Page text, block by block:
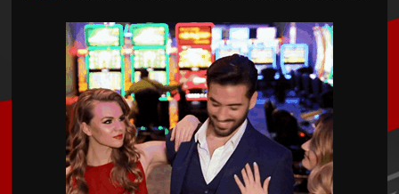
Катерина Ацевска светска вицешампионка
во џиу-џицу
Дарко Чурлинов го впиша првенецот за
Погон Шчечин
Фенер ќе го предизвика Монако за потписот